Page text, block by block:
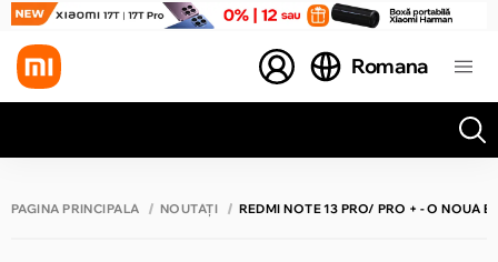
Romana
PAGINA PRINCIPALĂ NOUTĂȚI REDMI NOTE 13 PRO/ PRO + - O NOUĂ